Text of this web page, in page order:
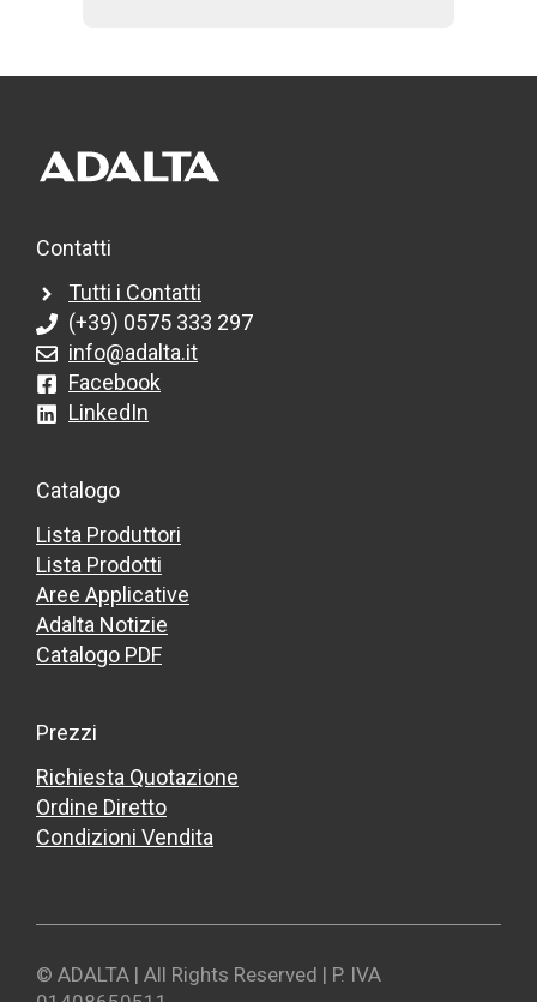
Contatti
Tutti i Contatti
(+39) 0575 333 297
info@adalta.it
Facebook
LinkedIn
Catalogo
Lista Produttori
Lista Prodotti
Aree Applicative
Adalta Notizie
Catalogo PDF
Prezzi
Richiesta Quotazione
Ordine Diretto
Condizioni Vendita
© ADALTA | All Rights Reserved | P. IVA